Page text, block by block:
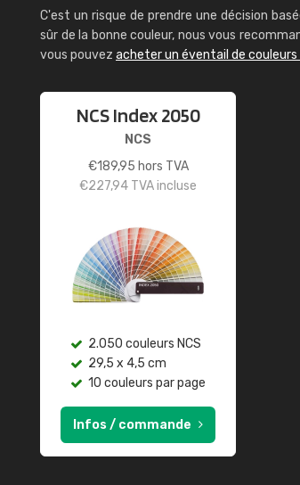
C'est un risque de prendre une décision
sûr de la bonne couleur, nous vous
vous pouvez acheter un éventail de couleurs
NCS Index 2050
NCS
€189,95 hors TVA
€227,94 TVA incluse
2.050 couleurs NCS
29,5 x 4,5 cm
10 couleurs par page
Infos / commande